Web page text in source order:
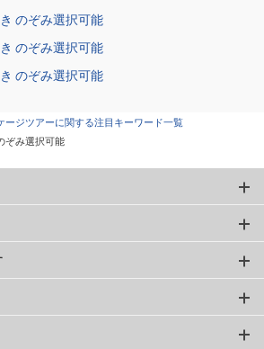
のぞみ選択可能
のぞみ選択可能
のぞみ選択可能
ージツアーに関する注目キーワード一覧
ぞみ選択可能